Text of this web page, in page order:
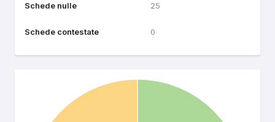
Schede nulle 25
Schede contestate 0